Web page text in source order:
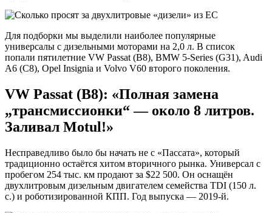
Для подборки мы выделили наиболее популярные
универсалы с дизельными моторами на 2,0 л. В список
попали пятилетние VW Passat (B8), BMW 5-Series (G31), Audi
A6 (C8), Opel Insignia и Volvo V60 второго поколения.
VW Passat (B8): «Полная замена
„трансмиссионки“ — около 8 литров.
Заливал Motul!»
Несправедливо было бы начать не с «Пассата», который
традиционно остаётся хитом вторичного рынка. Универсал с
пробегом 254 тыс. км продают за $22 500. Он оснащён
двухлитровым дизельным двигателем семейства TDI (150 л.
с.) и роботизированной КПП. Год выпуска — 2019-й.